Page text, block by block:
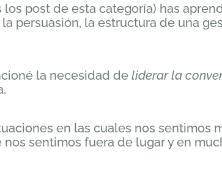
post de esta categoría) has
persuasión, la estructura de una
la necesidad deliderar la
en las cuales nos sentimos
sentimos fuera de lugar y en